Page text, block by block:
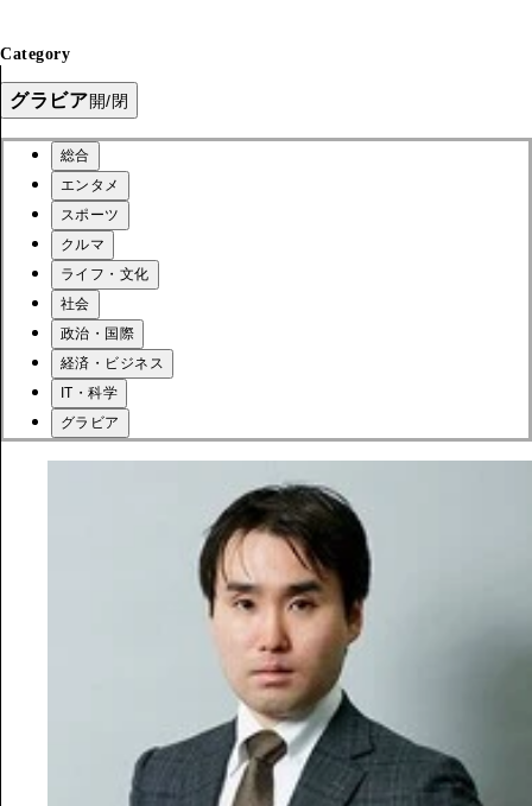
Category
グラビア開/閉
総合
エンタメ
スポーツ
クルマ
ライフ・文化
社会
政治・国際
経済・ビジネス
IT・科学
グラビア